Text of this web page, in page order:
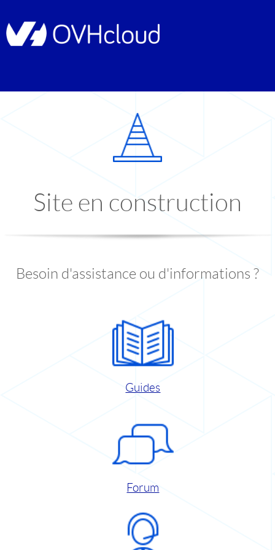
Site en construction
Besoin d'assistance ou d'informations ?
Guides
Forum